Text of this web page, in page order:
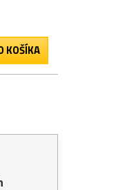
KOŠÍKA